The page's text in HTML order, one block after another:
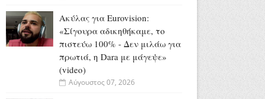
Ακύλας για Eurovision:
«Σίγουρα αδικηθήκαμε, το
πιστεύω 100% - Δεν μιλάω για
πρωτιά, η Dara με μάγεψε»
(video)
Αύγουστος 07, 2026